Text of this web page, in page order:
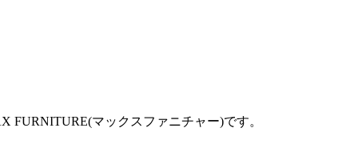
マックスファニチャー)です。